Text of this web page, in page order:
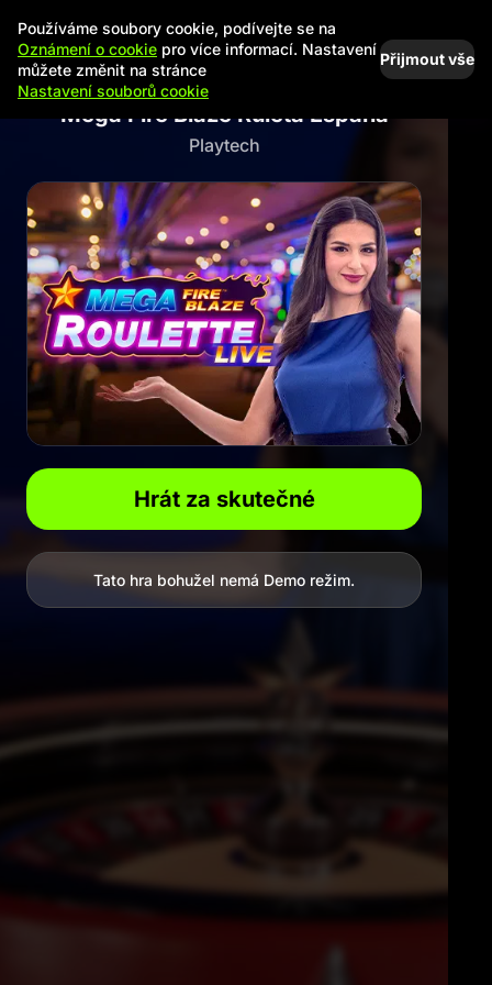
Mega Fire Blaze Ruleta España
Playtech
Hrát za skutečné
Tato hra bohužel nemá Demo režim.
Používáme soubory cookie, podívejte se na
Oznámení o cookie pro více informací. Nastavení
můžete změnit na stránce
Nastavení souborů cookie
Přijmout vše